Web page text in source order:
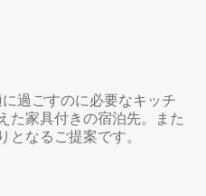
過ごすのに必要なキッチ
た家具付きの宿泊先。また
なるご提案です。